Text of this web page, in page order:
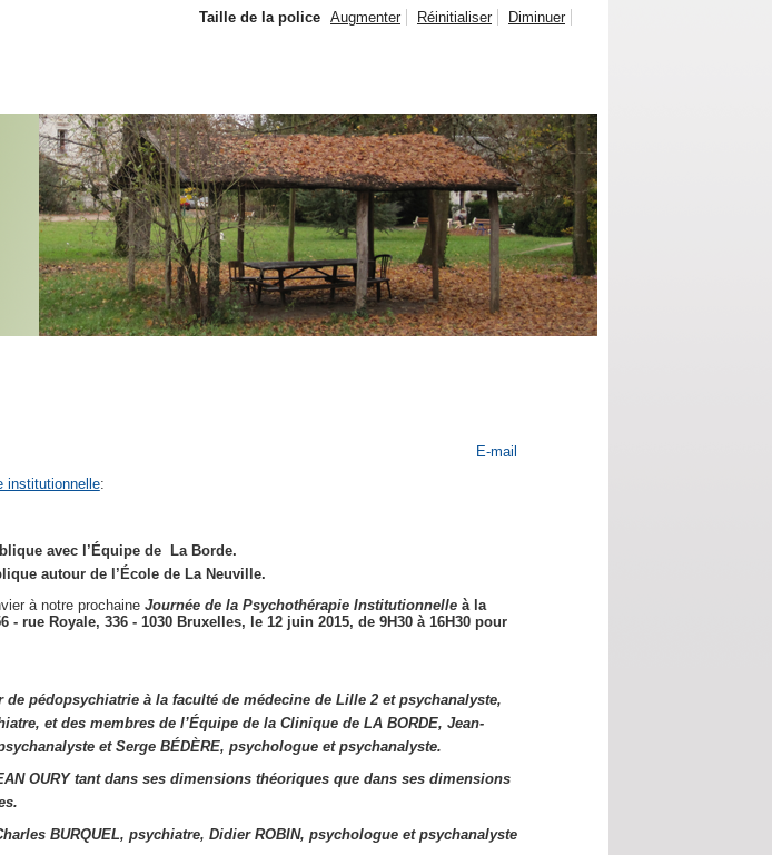
Taille de la police Augmenter Réinitialiser Diminuer
E-mail
institutionnelle:
avec l’Équipe de La Borde.
autour de l’École de La Neuville.
à notre prochaine Journée de la Psychothérapie Institutionnelleà la
​- rue Royale, 336 - 1030 Bruxelles, le 12 juin 2015, de 9H30 à 16H30 pour
de pédopsychiatrie à la faculté de médecine de Lille 2 et psychanalyste,
et des membres de l’Équipe de la Clinique de LA BORDE, Jean-
et Serge BÉDÈRE, psychologue et psychanalyste.
OURY tant dans ses dimensions théoriques que dans ses dimensions
BURQUEL, psychiatre, Didier ROBIN, psychologue et psychanalyste